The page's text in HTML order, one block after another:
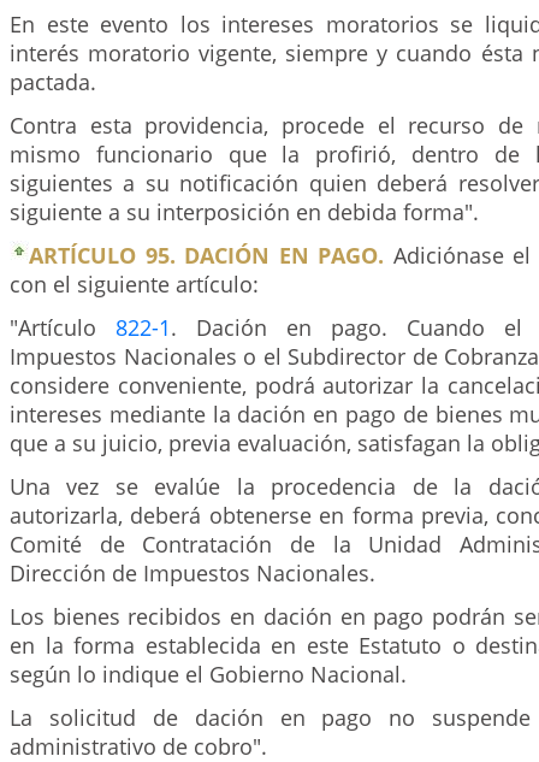
En este evento los intereses moratorios se
interés moratorio vigente, siempre y cuando ésta
pactada.
Contra esta providencia, procede el recurso de
mismo funcionario que la profirió, dentro de
siguientes a su notificación quien deberá
siguiente a su interposición en debida forma".
ARTÍCULO 95. DACIÓN EN PAGO. Adiciónase
con el siguiente artículo:
"Artículo 822-1. Dación en pago. Cuando el
Impuestos Nacionales o el Subdirector de
considere conveniente, podrá autorizar la
intereses mediante la dación en pago de bienes
que a su juicio, previa evaluación, satisfagan la
Una vez se evalúe la procedencia de la
autorizarla, deberá obtenerse en forma previa,
Comité de Contratación de la Unidad
Dirección de Impuestos Nacionales.
Los bienes recibidos en dación en pago podrán
en la forma establecida en este Estatuto o
según lo indique el Gobierno Nacional.
La solicitud de dación en pago no suspende
administrativo de cobro".